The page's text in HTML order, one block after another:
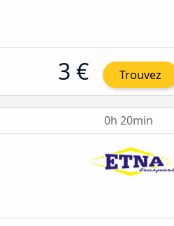
3 € Trouvez
0h 20min